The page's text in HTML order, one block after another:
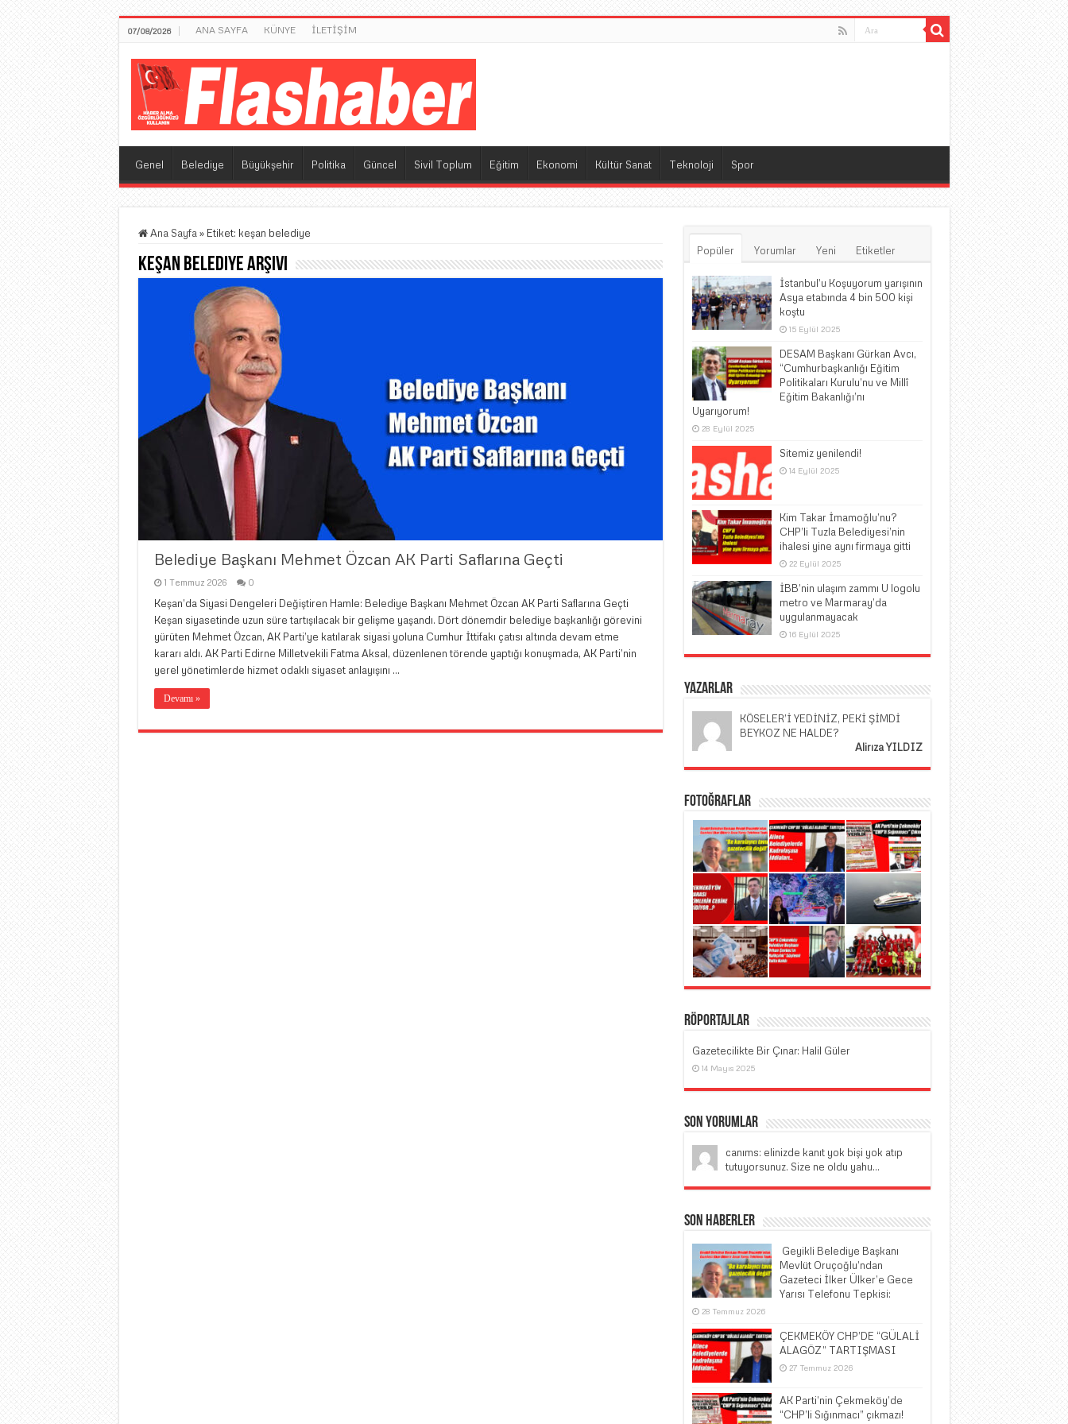
07/08/2026 ANA SAYFA KÜNYE İLETİŞİM
Genel Belediye Büyükşehir Politika Güncel Sivil Toplum Eğitim Ekonomi Kültür Sanat Teknoloji Spor
Ana Sayfa » Etiket: keşan belediye
keşan belediyeArşivi
Belediye Başkanı Mehmet Özcan AK Parti Saflarına Geçti
1 Temmuz 2026 0
Keşan’da Siyasi Dengeleri Değiştiren Hamle: Belediye Başkanı Mehmet Özcan AK Parti Saflarına Geçti
Keşan siyasetinde uzun süre tartışılacak bir gelişme yaşandı. Dört dönemdir belediye başkanlığı görevini
yürüten Mehmet Özcan, AK Parti’ye katılarak siyasi yoluna Cumhur İttifakı çatısı altında devam etme
kararı aldı. AK Parti Edirne Milletvekili Fatma Aksal, düzenlenen törende yaptığı konuşmada, AK Parti’nin
yerel yönetimlerde hizmet odaklı siyaset anlayışını …
Devamı »
Popüler Yorumlar Yeni Etiketler
İstanbul’u Koşuyorum yarışının
Asya etabında 4 bin 500 kişi
koştu
15 Eylül 2025
DESAM Başkanı Gürkan Avcı,
“Cumhurbaşkanlığı Eğitim
Politikaları Kurulu’nu ve Millî
Eğitim Bakanlığı’nı
Uyarıyorum!
28 Eylül 2025
Sitemiz yenilendi!
14 Eylül 2025
Kim Takar İmamoğlu’nu?
CHP’li Tuzla Belediyesi’nin
ihalesi yine aynı firmaya gitti
22 Eylül 2025
İBB’nin ulaşım zammı U logolu
metro ve Marmaray’da
uygulanmayacak
16 Eylül 2025
Yazarlar
KÖSELER’İ YEDİNİZ, PEKİ ŞİMDİ
BEYKOZ NE HALDE?
Alirıza YILDIZ
Fotoğraflar
Röportajlar
Gazetecilikte Bir Çınar: Halil Güler
14 Mayıs 2025
Son Yorumlar
canıms: elinizde kanıt yok bişi yok atıp
tutuyorsunuz. Size ne oldu yahu...
Son Haberler
​ Geyikli Belediye Başkanı
Mevlüt Oruçoğlu’ndan
Gazeteci İlker Ülker’e Gece
Yarısı Telefonu Tepkisi:
28 Temmuz 2026
ÇEKMEKÖY CHP’DE “GÜLALİ
ALAGÖZ” TARTIŞMASI
27 Temmuz 2026
AK Parti’nin Çekmeköy’de
“CHP’li Sığınmacı” çıkmazı!